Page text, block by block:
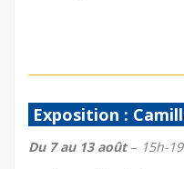
Exposition :
Du 7 au 13 août– 15h-